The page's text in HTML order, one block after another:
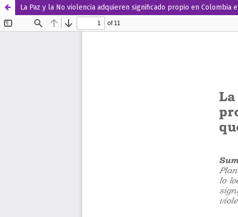
La Paz y la No violencia adquieren significado propio en